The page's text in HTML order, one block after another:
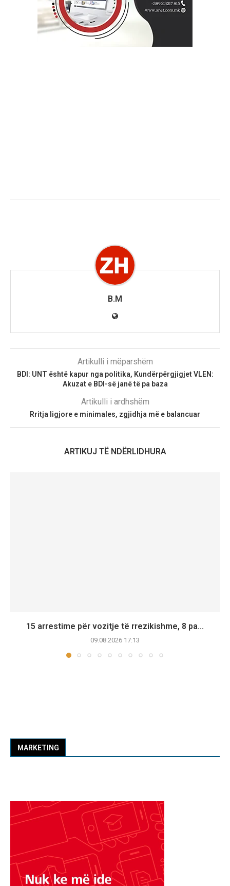
B.M
Artikulli i mëparshëm
BDI: UNT është kapur nga politika, Kundërpërgjigjet VLEN:
Akuzat e BDI-së janë të pa baza
Artikulli i ardhshëm
Rritja ligjore e minimales, zgjidhja më e balancuar
ARTIKUJ TË NDËRLIDHURA
15 arrestime për vozitje të rrezikishme, 8 pa...
09.08.2026 17:13
MARKETING